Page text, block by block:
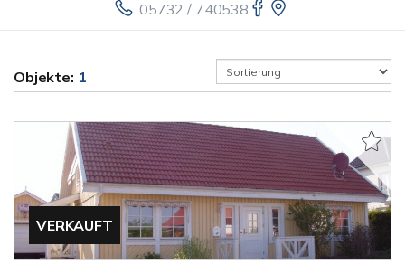
05732 / 740538
Objekte: 1
VERKAUFT